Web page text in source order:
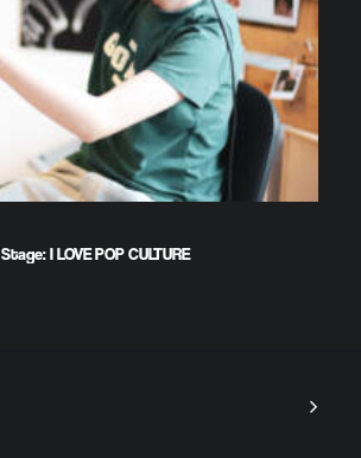
Stage: I LOVE POP CULTURE